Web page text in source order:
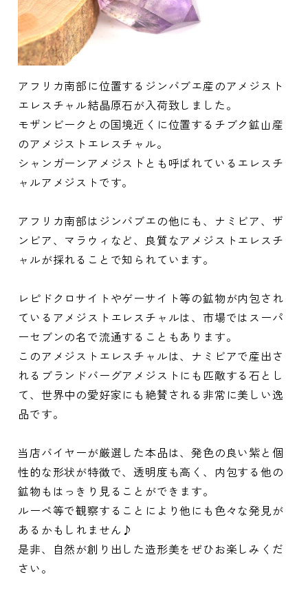
アフリカ南部に位置するジンバブエ産のアメジスト
エレスチャル結晶原石が入荷致しました。
モザンビークとの国境近くに位置するチブク鉱山産
のアメジストエレスチャル。
シャンガーンアメジストとも呼ばれているエレスチ
ャルアメジストです。
アフリカ南部はジンバブエの他にも、ナミビア、ザ
ンビア、マラウィなど、良質なアメジストエレスチ
ャルが採れることで知られています。
レピドクロサイトやゲーサイト等の鉱物が内包され
ているアメジストエレスチャルは、市場ではスーパ
ーセブンの名で流通することもあります。
このアメジストエレスチャルは、ナミビアで産出さ
れるブランドバーグアメジストにも匹敵する石とし
て、世界中の愛好家にも絶賛される非常に美しい逸
品です。
当店バイヤーが厳選した本品は、発色の良い紫と個
性的な形状が特徴で、透明度も高く、内包する他の
鉱物もはっきり見ることができます。
ルーペ等で観察することにより他にも色々な発見が
あるかもしれません♪
是非、自然が創り出した造形美をぜひお楽しみくだ
さい。